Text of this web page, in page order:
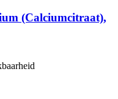
(Calciumcitraat),